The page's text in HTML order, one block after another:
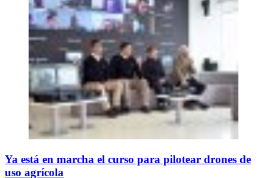
Ya está en marcha el curso para pilotear drones de
uso agrícola